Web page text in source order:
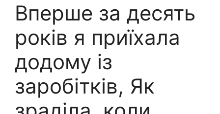
Вперше за десять
років я приїхала
додому із
заробітків, Як